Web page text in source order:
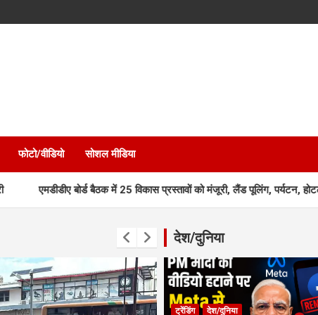
फोटो/वीडियो सोशल मीडिया
बोर्ड बैठक में 25 विकास प्रस्तावों को मंजूरी, लैंड पूलिंग, पर्यटन, होटल, औद्योगिक
देश/दुनिया
ट्रेंडिंग देश/दुनिया